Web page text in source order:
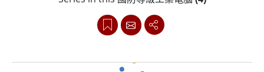
我們的國防等級工業電腦腦符合MIL-STD-461和MIL-STD-
810G標準，可反映溫度和濕度波動、衝擊、跌落和振動等
承受軍事環境的嚴酷現實。